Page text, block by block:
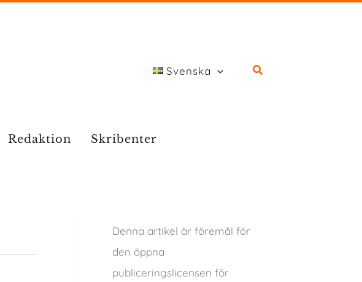
Svenska
Redaktion
Skribenter
Denna artikel är föremål för
den öppna
publiceringslicensen för